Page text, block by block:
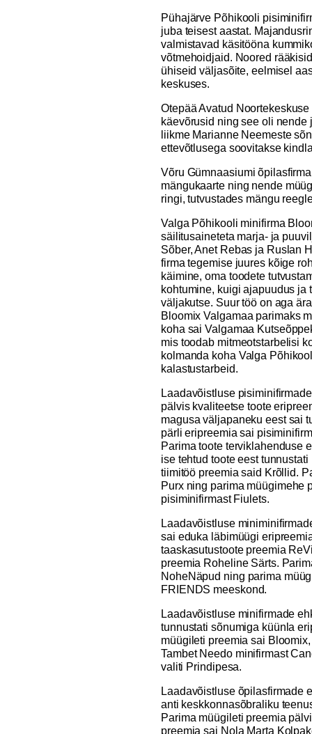
Pühajärve Põhikooli
juba teisest aastat.
valmistavad käsitööna
võtmehoidjaid. Noored
ühiseid väljasõite, eelmisel
keskuses.
Otepää Avatud
käevõrusid ning see oli
liikme Marianne Neemeste
ettevõtlusega soovitakse
Võru Gümnaasiumi
mängukaarte ning nende
ringi, tutvustades mängu
Valga Põhikooli minifirma
säilitusaineteta marja- ja
Sõber, Anet Rebas ja Ruslan
firma tegemise juures kõige
käimine, oma toodete
kohtumine, kuigi ajapuudus ja
väljakutse. Suur töö on aga
Bloomix Valgamaa parimaks
koha sai Valgamaa
mis toodab mitmeotstarbelisi
kolmanda koha Valga
kalastustarbeid.
Laadavõistluse
pälvis kvaliteetse toote
magusa väljapaneku eest sai
pärli eripreemia sai
Parima toote terviklahenduse
ise tehtud toote eest
tiimitöö preemia said Krõllid.
Purx ning parima müügimehe
pisiminifirmast Fiulets.
Laadavõistluse
sai eduka läbimüügi
taaskasutustoote preemia
preemia Roheline Särts.
NoheNäpud ning parima
FRIENDS meeskond.
Laadavõistluse minifirmade
tunnustati sõnumiga küünla
müügileti preemia sai
Tambet Needo minifirmast
valiti Prindipesa.
Laadavõistluse õpilasfirmade
anti keskkonnasõbraliku
Parima müügileti preemia
preemia sai Nola Marta